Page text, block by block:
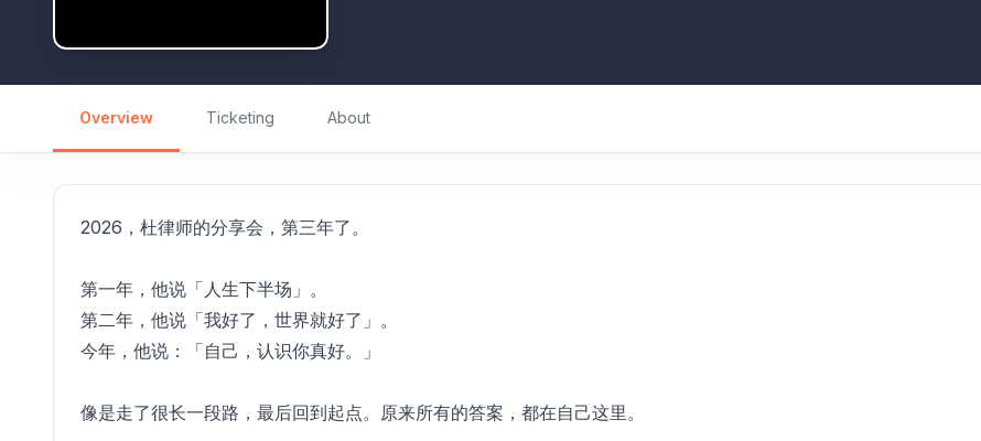
Overview Ticketing About
2026，杜律师的分享会，第三年了。
第一年，他说「人生下半场」。
第二年，他说「我好了，世界就好了」。
今年，他说：「自己，认识你真好。」
像是走了很长一段路，最后回到起点。原来所有的答案，都在自己这里。